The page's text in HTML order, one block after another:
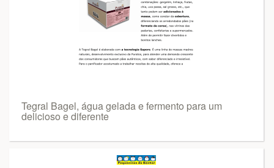
Tegral Bagel, água gelada e fermento para um
delicioso e diferente